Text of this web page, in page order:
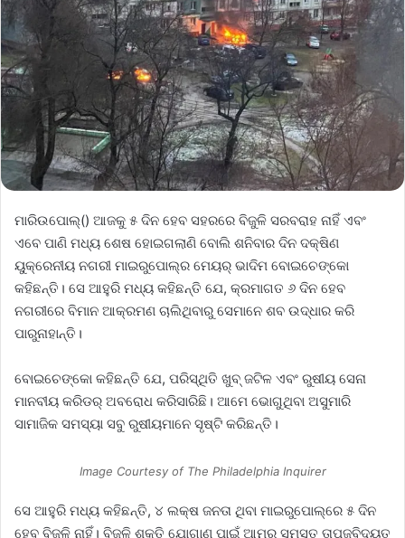
ମାରିଉପୋଲ୍‌() ଆଜକୁ ୫ ଦିନ ହେବ ସହରରେ ବିଜୁଳି ସରବରାହ ନାହିଁ ଏବଂ
ଏବେ ପାଣି ମଧ୍ୟ ଶେଷ ହୋଇଗଲାଣି ବୋଲି ଶନିବାର ଦିନ ଦକ୍ଷିଣ
ୟୁକ୍ରେନୀୟ ନଗରୀ ମାଇରୁପୋଲ୍‌ର ମେୟର୍‌ ଭାଦିମ ବୋଇଚେଙ୍କୋ
କହିଛନ୍ତି। ସେ ଆହୁରି ମଧ୍ୟ କହିଛନ୍ତି ଯେ, କ୍ରମାଗତ ୬ ଦିନ ହେବ
ନଗରୀରେ ବିମାନ ଆକ୍ରମଣ ଚାଲିଥିବାରୁ ସେମାନେ ଶବ ଉଦ୍ଧାର କରି
ପାରୁନାହାନ୍ତି।
ବୋଇଚେଙ୍କୋ କହିଛନ୍ତି ଯେ, ପରିସ୍ଥିତି ଖୁବ୍‌ ଜଟିଳ ଏବଂ ରୁଷୀୟ ସେନା
ମାନବୀୟ କରିଡର୍‌ ଅବରୋଧ କରିସାରିଛି। ଆମେ ଭୋଗୁଥିବା ଅସୁମାରି
ସାମାଜିକ ସମସ୍ୟା ସବୁ ରୁଷୀୟମାନେ ସୃଷ୍ଟି କରିଛନ୍ତି।
Image Courtesy of The Philadelphia Inquirer
ସେ ଆହୁରି ମଧ୍ୟ କହିଛନ୍ତି, ୪ ଲକ୍ଷ ଜନତା ଥିବା ମାଇରୁପୋଲ୍‌ରେ ୫ ଦିନ
ହେବ ବିଜୁଳି ନାହିଁ। ବିଜୁଳି ଶକ୍ତି ଯୋଗାଣ ପାଇଁ ଆମର ସମସ୍ତ ତାପଜବିଦ୍ୟୁତ୍‌